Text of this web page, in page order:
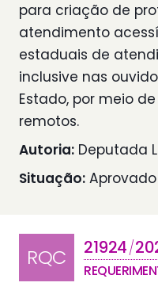
para criação de
atendimento
estaduais de
inclusive nas
Estado, por meio
remotos.
Autoria: Deputada
Situação: Aprovado
RQC 21924/